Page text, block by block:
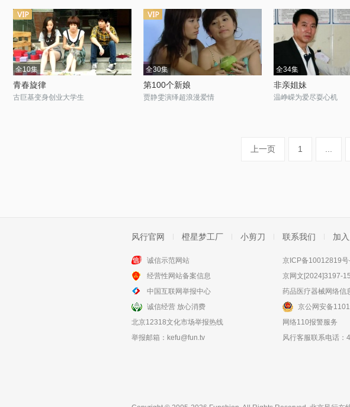
全10集
青春旋律
古巨基变身创业大学生
全30集
第100个新娘
贾静雯演绎超浪漫爱情
全34集
非亲姐妹
温峥嵘为爱尽耍心机
上一页 1
风行官网 橙星梦工厂 小剪刀 联系我们 加
诚信示范网站
经营性网站备案信息
中国互联网举报中心
诚信经营 放心消费
北京12318文化市场举报热线
举报邮箱： kefu@fun.tv
京ICP备10012819号
京网文[2024]3197-
药品医疗器械网络信
京公网安备
网络110报警服务
风行客服联系电话：